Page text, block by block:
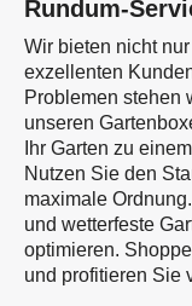
Rundum-
Wir bieten nicht
exzellenten
Problemen stehen
unseren
Ihr Garten zu
Nutzen Sie den
maximale
und wetterfeste
optimieren.
und profitieren Sie